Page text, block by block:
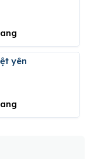
yên